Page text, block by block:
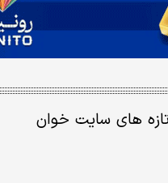
های سایت خوان